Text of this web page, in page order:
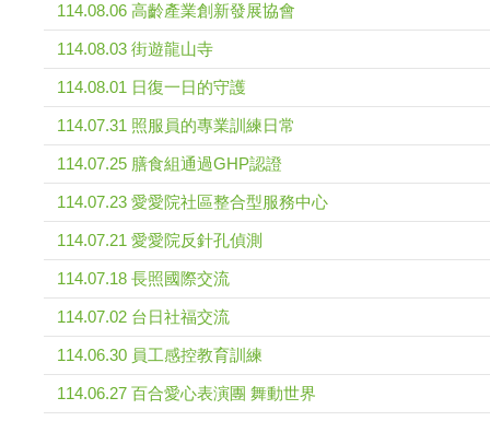
114.08.06 高齡產業創新發展協會
114.08.03 街遊龍山寺
114.08.01 日復一日的守護
114.07.31 照服員的專業訓練日常
114.07.25 膳食組通過GHP認證
114.07.23 愛愛院社區整合型服務中心
114.07.21 愛愛院反針孔偵測
114.07.18 長照國際交流
114.07.02 台日社福交流
114.06.30 員工感控教育訓練
114.06.27 百合愛心表演團 舞動世界